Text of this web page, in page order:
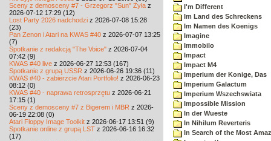
Sceny z demosceny #7 - Grzegorz "Sun" Żyła z
2026-07-12 17:29 (12)
Lost Party 2026 nadchodzi z 2026-07-08 15:28
(23)
Pan Zenon i Atari na KWAS #40 z 2026-07-07 13:25
(7)
Spotkanie z redakcją "The Voice" z 2026-07-04
07:42 (9)
KWAS #40 live z 2026-06-27 12:53 (167)
Spotkanie z grupą USSR z 2026-06-26 19:36 (11)
KWAS #40 - zabierzcie Atari Portfolio! z 2026-06-23
08:12 (0)
KWAS #40 - naprawa retrosprzętu z 2026-06-21
17:15 (1)
Sceny z demosceny #7 z Bigerem i MBR z 2026-
06-19 22:08 (0)
Atari Floppy Image Toolkit z 2026-06-17 13:51 (9)
Spotkanie online z grupą LST z 2026-06-16 16:32
(17)
I'm Different
Im Land des Schreckens
Im Namen des Koenigs
Imagine
Immobilo
Impact
Impact M4
Imperium der Konige, Das
Imperium Galactum
Imperium Wszechswiata
Impossible Mission
In der Wueste
In Nihilum Reverteris
In Search of the Most